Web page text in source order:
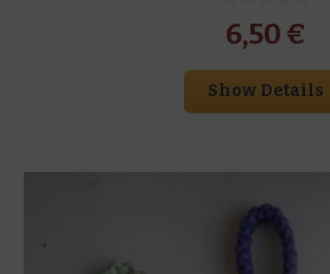
6,50 €
Show Details